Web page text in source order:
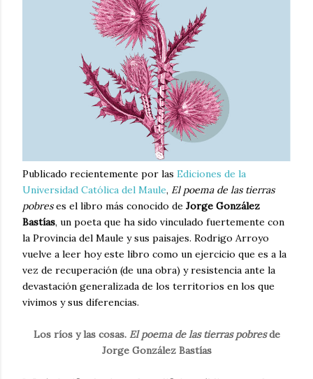
Publicado recientemente por las Ediciones de la
Universidad Católica del Maule, El poema de las tierras
pobreses el libro más conocido de Jorge González
Bastías, un poeta que ha sido vinculado fuertemente con
la Provincia del Maule y sus paisajes. Rodrigo Arroyo
vuelve a leer hoy este libro como un ejercicio que es a la
vez de recuperación (de una obra) y resistencia ante la
devastación generalizada de los territorios en los que
vivimos y sus diferencias.
Los ríos y las cosas. El poema de las tierras pobresde
Jorge González Bastías